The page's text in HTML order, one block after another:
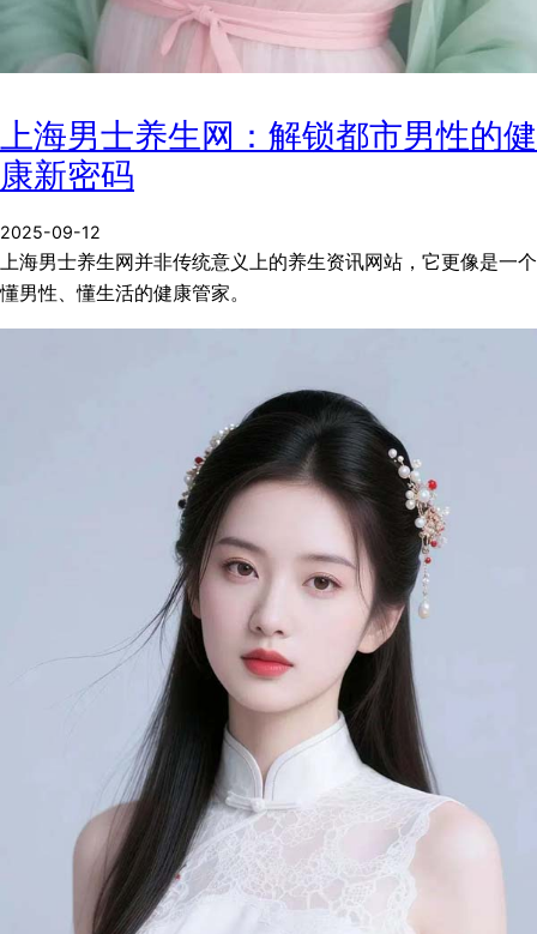
上海男士养生网：解锁都市男性的健
康新密码
2025-09-12
上海男士养生网并非传统意义上的养生资讯网站，它更像是一个
懂男性、懂生活的健康管家。